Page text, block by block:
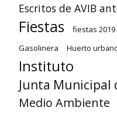
Escritos de AVIB
Fiestas fiestas 2019
Gasolinera
Huerto
Instituto
Junta Municipal
Medio Ambiente